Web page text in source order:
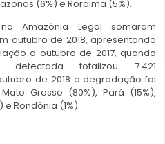
(6%) e Roraima (5%).
Amazônia Legal somaram
outubro de 2018, apresentando
a outubro de 2017, quando
totalizou 7.421
de 2018 a degradação foi
Grosso (80%), Pará (15%),
Rondônia (1%).